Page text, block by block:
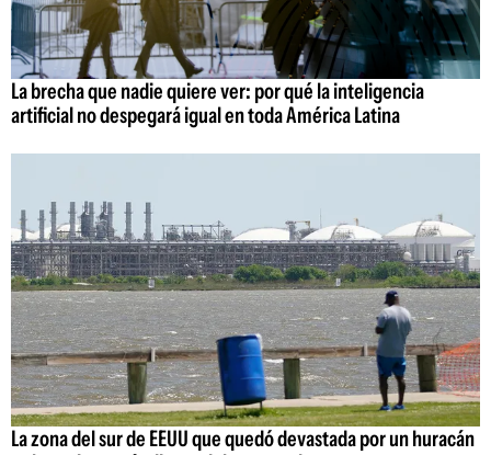
La brecha que nadie quiere ver: por qué la inteligencia
artificial no despegará igual en toda América Latina
La zona del sur de EEUU que quedó devastada por un huracán